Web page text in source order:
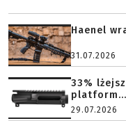
Haenel
31.07.2026
33%
platform...
29.07.2026